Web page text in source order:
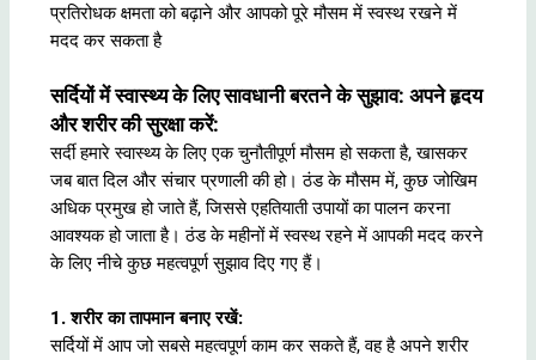
प्रतिरोधक क्षमता को बढ़ाने और आपको पूरे मौसम में स्वस्थ रखने में
मदद कर सकता है
सर्दियों में स्वास्थ्य के लिए सावधानी बरतने के सुझाव: अपने हृदय
और शरीर की सुरक्षा करें:
सर्दी हमारे स्वास्थ्य के लिए एक चुनौतीपूर्ण मौसम हो सकता है, खासकर
जब बात दिल और संचार प्रणाली की हो। ठंड के मौसम में, कुछ जोखिम
अधिक प्रमुख हो जाते हैं, जिससे एहतियाती उपायों का पालन करना
आवश्यक हो जाता है। ठंड के महीनों में स्वस्थ रहने में आपकी मदद करने
के लिए नीचे कुछ महत्वपूर्ण सुझाव दिए गए हैं।
1. शरीर का तापमान बनाए रखें:
सर्दियों में आप जो सबसे महत्वपूर्ण काम कर सकते हैं, वह है अपने शरीर